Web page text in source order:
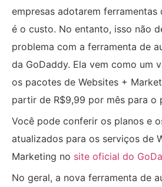
empresas adotarem ferramentas
é o custo. No entanto, isso não
problema com a ferramenta de
da GoDaddy. Ela vem como um
os pacotes de Websites +
partir de R$9,99 por mês para o
Você pode conferir os planos e
atualizados para os serviços de
Marketing no site oficial do
No geral, a nova ferramenta de